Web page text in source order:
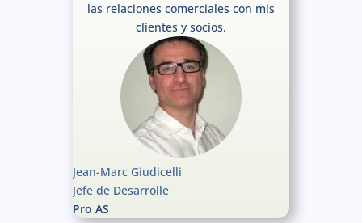
las relaciones comerciales con mis
clientes y socios.
Jean-Marc Giudicelli
Jefe de Desarrolle
Pro AS